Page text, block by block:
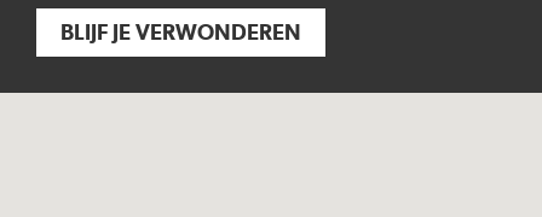
BLIJF JE VERWONDEREN